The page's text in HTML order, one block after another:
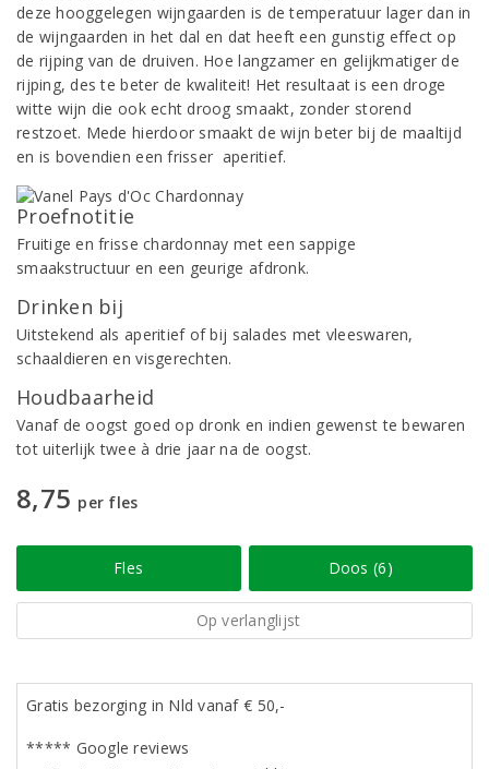
deze hooggelegen wijngaarden is de temperatuur lager dan in
de wijngaarden in het dal en dat heeft een gunstig effect op
de rijping van de druiven. Hoe langzamer en gelijkmatiger de
rijping, des te beter de kwaliteit! Het resultaat is een droge
witte wijn die ook echt droog smaakt, zonder storend
restzoet. Mede hierdoor smaakt de wijn beter bij de maaltijd
en is bovendien een frisser aperitief.
Proefnotitie
Fruitige en frisse chardonnay met een sappige
smaakstructuur en een geurige afdronk.
Drinken bij
Uitstekend als aperitief of bij salades met vleeswaren,
schaaldieren en visgerechten.
Houdbaarheid
Vanaf de oogst goed op dronk en indien gewenst te bewaren
tot uiterlijk twee à drie jaar na de oogst.
8,75 per fles
Fles Doos (6)
Op verlanglijst
Gratis bezorging in Nld vanaf € 50,-
***** Google reviews